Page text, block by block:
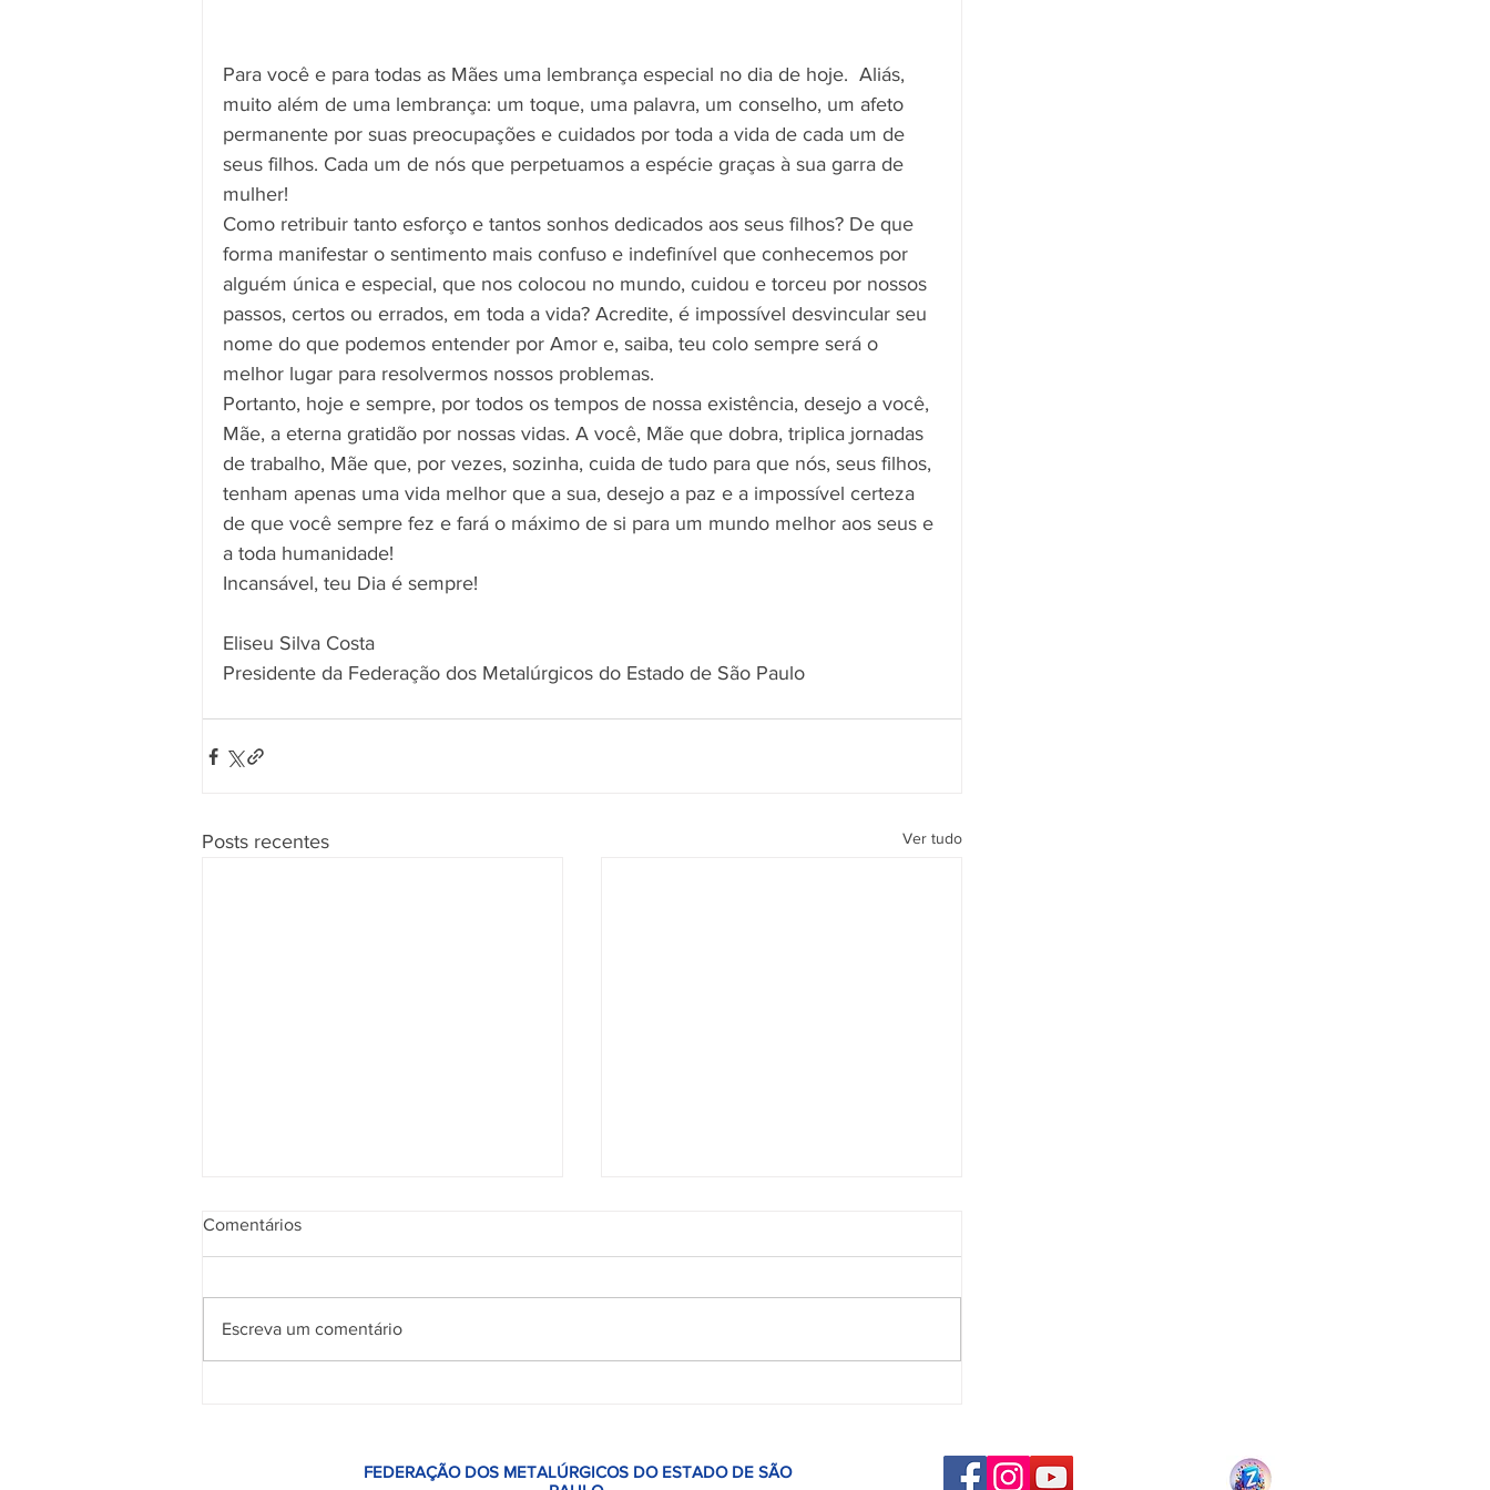
Para você e para todas as Mães uma lembrança especial no dia de hoje.  Aliás,
muito além de uma lembrança: um toque, uma palavra, um conselho, um afeto
permanente por suas preocupações e cuidados por toda a vida de cada um de
seus filhos. Cada um de nós que perpetuamos a espécie graças à sua garra de
mulher!
Como retribuir tanto esforço e tantos sonhos dedicados aos seus filhos? De que
forma manifestar o sentimento mais confuso e indefinível que conhecemos por
alguém única e especial, que nos colocou no mundo, cuidou e torceu por nossos
passos, certos ou errados, em toda a vida? Acredite, é impossível desvincular seu
nome do que podemos entender por Amor e, saiba, teu colo sempre será o
melhor lugar para resolvermos nossos problemas.
Portanto, hoje e sempre, por todos os tempos de nossa existência, desejo a você,
Mãe, a eterna gratidão por nossas vidas. A você, Mãe que dobra, triplica jornadas
de trabalho, Mãe que, por vezes, sozinha, cuida de tudo para que nós, seus filhos,
tenham apenas uma vida melhor que a sua, desejo a paz e a impossível certeza
de que você sempre fez e fará o máximo de si para um mundo melhor aos seus e
a toda humanidade!
Incansável, teu Dia é sempre!
Eliseu Silva Costa
Presidente da Federação dos Metalúrgicos do Estado de São Paulo
Posts recentes Ver tudo
sem redução salarial, e pelo fim da
Comentários
Escreva um comentário
FEDERAÇÃO DOS METALÚRGICOS DO ESTADO DE SÃO